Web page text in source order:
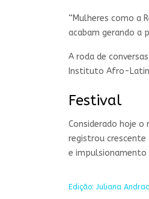
“Mulheres como a
acabam gerando a
A roda de
Instituto Afro-
Festival
Considerado hoje
registrou crescente
e impulsionamento
Edição: Juliana